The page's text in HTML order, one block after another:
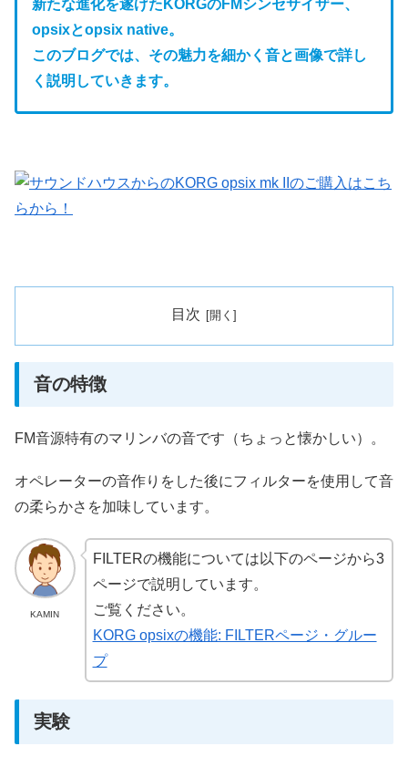
新たな進化を遂げたKORGのFMシンセサイザー、
opsixとopsix native。
このブログでは、その魅力を細かく音と画像で詳し
く説明していきます。
目次
音の特徴
FM音源特有のマリンバの音です（ちょっと懐かしい）。
オペレーターの音作りをした後にフィルターを使用して音
の柔らかさを加味しています。
KAMIN
FILTERの機能については以下のページから3
ページで説明しています。
ご覧ください。
KORG opsixの機能: FILTERページ・グルー
プ
実験